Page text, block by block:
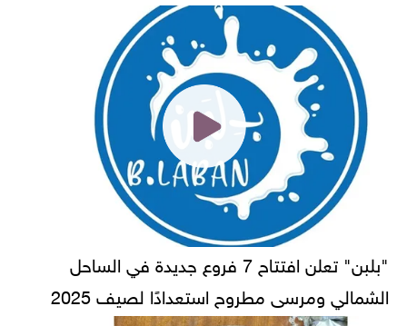
"بلبن" تعلن افتتاح 7 فروع جديدة في الساحل
الشمالي ومرسى مطروح استعدادًا لصيف 2025